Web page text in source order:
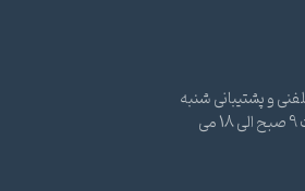
و پشتیبانی شنبه
تا چهارشنبه از ساعت 9 صبح الی 18 می